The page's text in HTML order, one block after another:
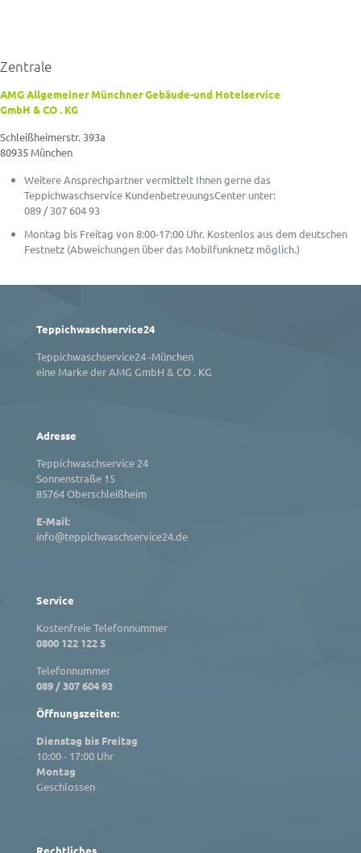
Zentrale
AMG Allgemeiner Münchner Gebäude-und Hotelservice
GmbH & CO . KG
Schleißheimerstr. 393a
80935 München
Weitere Ansprechpartner vermittelt Ihnen gerne das
Teppichwaschservice KundenbetreuungsCenter unter:
089 / 307 604 93
Montag bis Freitag von 8:00-17:00 Uhr. Kostenlos aus dem deutschen
Festnetz (Abweichungen über das Mobilfunknetz möglich.)
Teppichwaschservice24
Teppichwaschservice24 -München
eine Marke der AMG GmbH & CO . KG
Adresse
Teppichwaschservice 24
Sonnenstraße 15
85764 Oberschleißheim
E-Mail:
info@teppichwaschservice24.de
Service
Kostenfreie Telefonnummer
0800 122 122 5
Telefonnummer
089 / 307 604 93
Öffnungszeiten:
Dienstag bis Freitag
10:00 - 17:00 Uhr
Montag
Geschlossen